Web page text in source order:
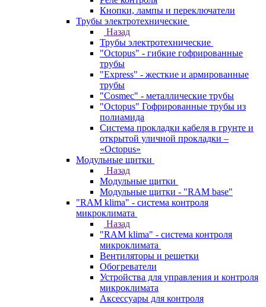
Кнопки, лампы и переключатели
Трубы электротехнические
Назад
Трубы электротехнические
"Octopus" - гибкие гофрированные
трубы
"Express" - жесткие и армированные
трубы
"Cosmec" - металлические трубы
"Octopus" Гофрированные трубы из
полиамида
Система прокладки кабеля в грунте и
открытой уличной прокладки –
«Octopus»
Модульные щитки
Назад
Модульные щитки
Модульные щитки - "RAM base"
"RAM klima" - система контроля
микроклимата
Назад
"RAM klima" - система контроля
микроклимата
Вентиляторы и решетки
Обогреватели
Устройства для управления и контроля
микроклимата
Аксессуары для контроля